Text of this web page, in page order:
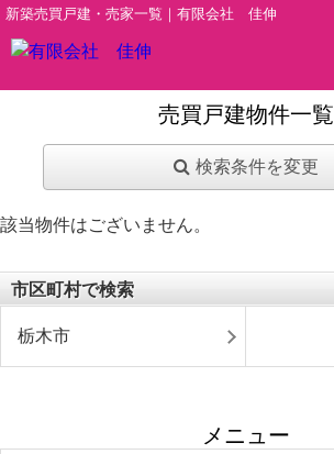
新築売買戸建・売家一覧｜有限会社 佳伸
売買戸建物件一覧
検索条件を変更
該当物件はございません。
市区町村で検索
栃木市
メニュー